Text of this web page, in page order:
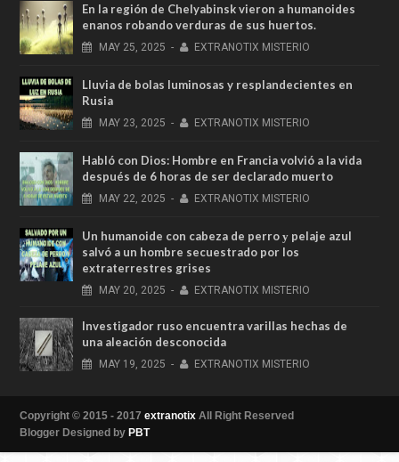
En la región de Chelyabinsk vieron a humanoides
enanos robando verduras de sus huertos.
MAY 25, 2025 - EXTRANOTIX MISTERIO
Lluvia de bolas luminosas y resplandecientes en
Rusia
MAY 23, 2025 - EXTRANOTIX MISTERIO
Habló con Dios: Hombre en Francia volvió a la vida
después de 6 horas de ser declarado muerto
MAY 22, 2025 - EXTRANOTIX MISTERIO
Un humanoide con cabeza de perro у pelaje azul
salvó a un hombre secuestrado por los
extraterrestres grises
MAY 20, 2025 - EXTRANOTIX MISTERIO
Investigador ruso encuentra varillas hechas de
una aleación desconocida
MAY 19, 2025 - EXTRANOTIX MISTERIO
Copyright © 2015 - 2017 extranotix All Right Reserved
Blogger Designed by PBT